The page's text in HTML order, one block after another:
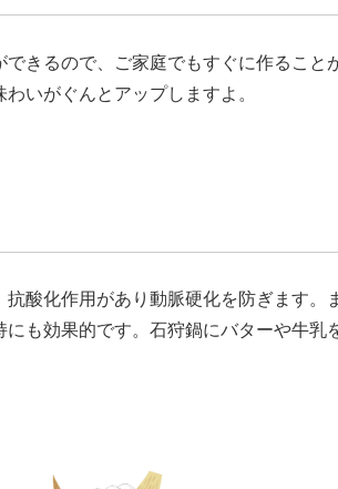
きるので、ご家庭でもすぐに作ること
いがぐんとアップしますよ。
酸化作用があり動脈硬化を防ぎます。
も効果的です。石狩鍋にバターや牛乳